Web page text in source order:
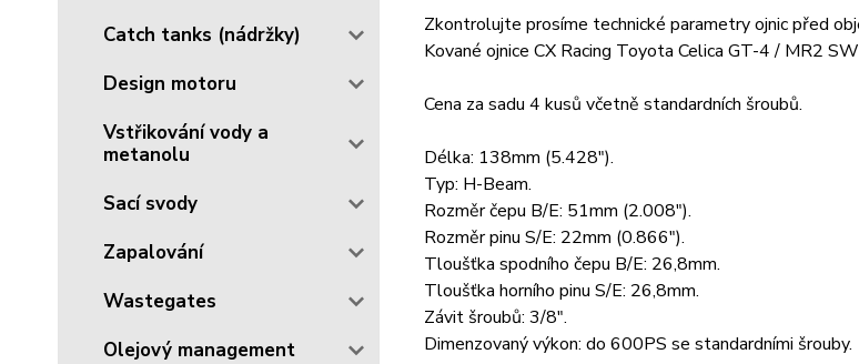
Catch tanks (nádržky)
Design motoru
Vstřikování vody a
metanolu
Sací svody
Zapalování
Wastegates
Olejový management
Zkontrolujte prosíme technické parametry ojnic před
Kované ojnice CX Racing Toyota Celica GT-4 / MR2
Cena za sadu 4 kusů včetně standardních šroubů.
Délka: 138mm (5.428").
Typ: H-Beam.
Rozměr čepu B/E: 51mm (2.008").
Rozměr pinu S/E: 22mm (0.866").
Tloušťka spodního čepu B/E: 26,8mm.
Tloušťka horního pinu S/E: 26,8mm.
Závit šroubů: 3/8".
Dimenzovaný výkon: do 600PS se standardními šrouby.